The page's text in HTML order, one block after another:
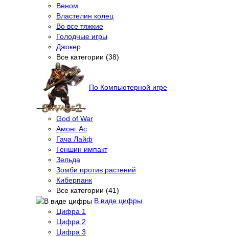
Веном
Властелин колец
Во все тяжкие
Голодные игры
Джокер
Все категории (38)
По Компьютерной игре
God of War
Амонг Ас
Гача Лайф
Геншин импакт
Зельда
Зомби против растений
Киберпанк
Все категории (41)
В виде цифры
Цифра 1
Цифра 2
Цифра 3